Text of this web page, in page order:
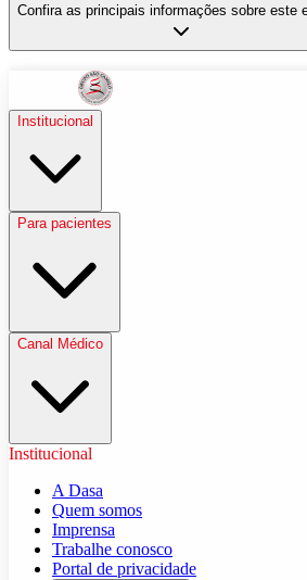
Confira as principais informações sobre este
Institucional
Para pacientes
Canal Médico
Institucional
A Dasa
Quem somos
Imprensa
Trabalhe conosco
Portal de privacidade